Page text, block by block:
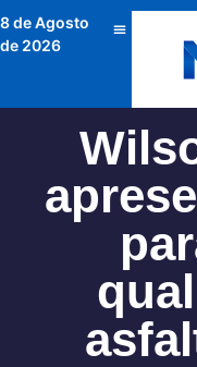
8 de Agosto
de 2026